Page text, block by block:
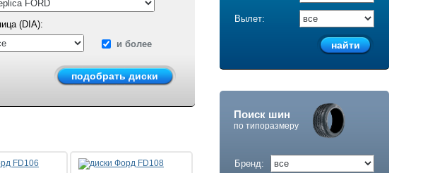
Вылет:
Поиск шин
по типоразмеру
Бренд:
(DIA):
и более